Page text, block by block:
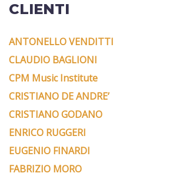
CLIENTI
ANTONELLO VENDITTI
CLAUDIO BAGLIONI
CPM Music Institute
CRISTIANO DE ANDRE’
CRISTIANO GODANO
ENRICO RUGGERI
EUGENIO FINARDI
FABRIZIO MORO